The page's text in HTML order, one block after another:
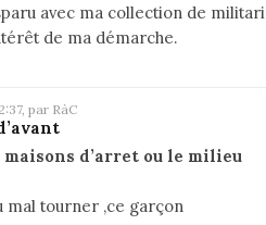
avec ma collection de
de ma démarche.
par RàC
maisons d’arret ou le milieu
mal tourner ,ce garçon